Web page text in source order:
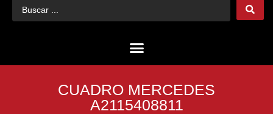
CUADRO MERCEDES
A2115408811